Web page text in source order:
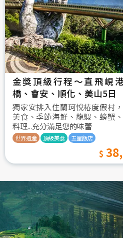
金獎頂級行程～直飛峴
橋、會安、順化、美山5日
獨家安排入住蘭珂悅椿度假村
美食、季節海鮮、龍蝦、螃蟹
料理...充分滿足您的味蕾
世界遺產 頂級美食 五星飯店